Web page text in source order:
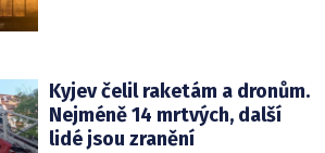
Kyjev čelil raketám a dronům.
Nejméně 14 mrtvých, další
lidé jsou zranění